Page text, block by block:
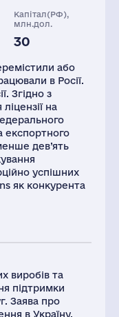
Капітал(РФ),
млн.дол.
30
млн.дол.
13
або
в Росії.
Згідно з
на
експортного
дев’ять
успішних
як конкурента
виробів та
підтримки
Заява про
в Україну.